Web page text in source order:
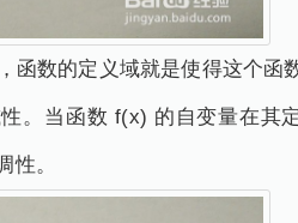
数的定义域就是使得这个函
。当函数 f(x) 的自变量在其
性。